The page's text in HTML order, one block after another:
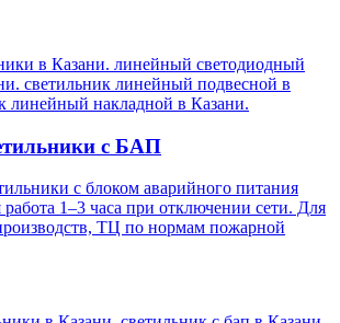
в Казани. линейный светодиодный
светильник линейный подвесной в
линейный накладной в Казани.
с БАП
с блоком аварийного питания
1–3 часа при отключении сети. Для
ТЦ по нормам пожарной